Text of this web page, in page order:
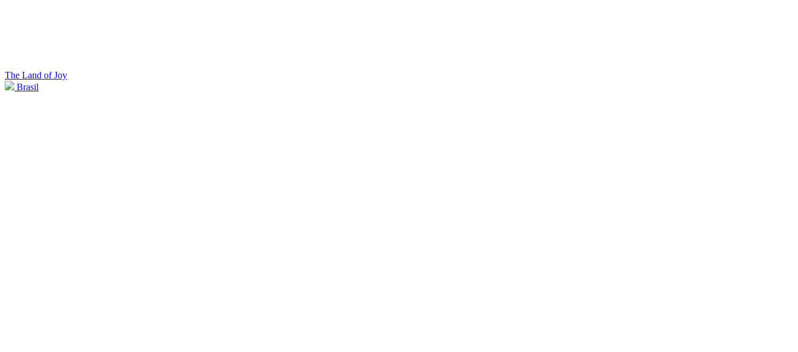
The Land of Joy
Brasil